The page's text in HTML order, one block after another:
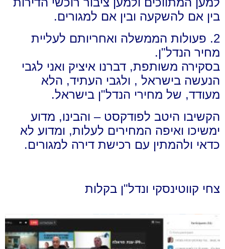
בין אם להשקעה ובין אם למגורים.
2. פעולות הממשלה ואחריותם לעליית
מחיר הנדל"ן.
בסקירה משותפת, דברנו איציק ואני לגבי
הנעשה בישראל , ולגבי העתיד, הלא
מעודד, של מחירי הנדל"ן בישראל.
הקשיבו היטב לפודקסט – והבינו, מדוע
ימשיכו ואיפה המחירים לעלות, ומדוע לא
כדאי ולהמתין עם רכישת דירה למגורים.
צחי קווטינסקי ונדל"ן בקלות